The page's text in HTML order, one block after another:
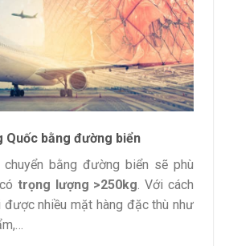
Quốc bằng đường biển
bằng đường biển sẽ phù
trọng lượng >250kg. Với cách
nhiều mặt hàng đặc thù như